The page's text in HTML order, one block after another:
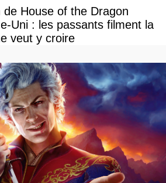
House of the Dragon
Uni : les passants filment la
veut y croire